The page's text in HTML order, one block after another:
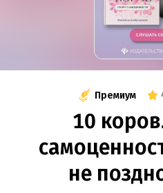
Премиум
10
не